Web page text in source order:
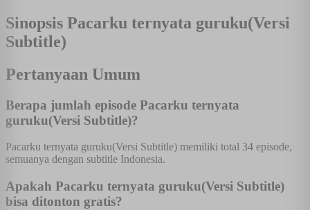
Sinopsis Pacarku ternyata guruku(Versi
Subtitle)
Pertanyaan Umum
Berapa jumlah episode Pacarku ternyata
guruku(Versi Subtitle)?
Pacarku ternyata guruku(Versi Subtitle) memiliki total 34 episode,
semuanya dengan subtitle Indonesia.
Apakah Pacarku ternyata guruku(Versi Subtitle)
bisa ditonton gratis?